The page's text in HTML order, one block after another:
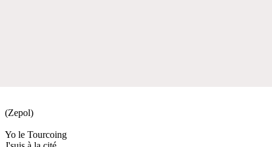
(Zepol)
Yo le Tourcoing